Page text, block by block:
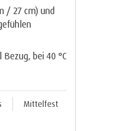
/ 27 cm) und
bei 40 °C
Mittelfest